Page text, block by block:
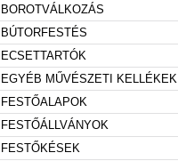
BOROTVÁLKOZÁS
BÚTORFESTÉS
ECSETTARTÓK
EGYÉB MŰVÉSZETI KELLÉKEK
FESTŐALAPOK
FESTŐÁLLVÁNYOK
FESTŐKÉSEK